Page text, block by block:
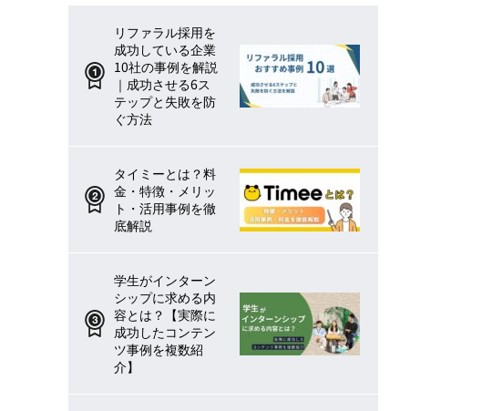
リファラル採用を
成功している企業
10社の事例を解説
｜成功させる6ス
テップと失敗を防
ぐ方法
タイミーとは？料
金・特徴・メリッ
ト・活用事例を徹
底解説
学生がインターン
シップに求める内
容とは？【実際に
成功したコンテン
ツ事例を複数紹
介】